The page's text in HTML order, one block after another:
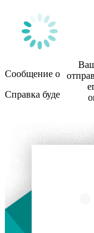
Сообщение
Справка будет